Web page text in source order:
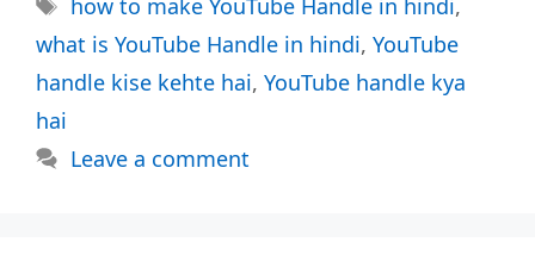
what is YouTube Handle in hindi, YouTube
handle kise kehte hai, YouTube handle kya
hai
Leave a comment